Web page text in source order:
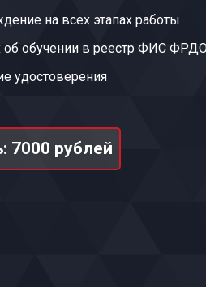
на всех этапах работы
об обучении в реестр ФИС
удостоверения
7000 рублей